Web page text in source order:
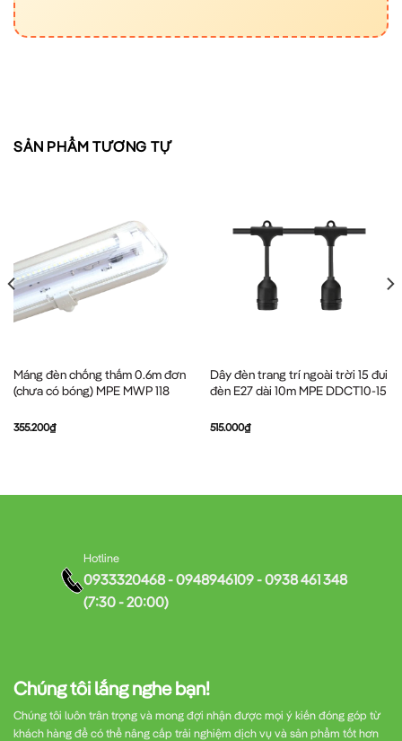
SẢN PHẨM TƯƠNG TỰ
Máng đèn chống thấm 0.6m đơn
(chưa có bóng) MPE MWP 118
355.200₫
Dây đèn trang trí ngoài trời 15 đui
đèn E27 dài 10m MPE DDCT10-15
515.000₫
Chúng tôi lắng nghe bạn!
Chúng tôi luôn trân trọng và mong đợi nhận được mọi ý kiến đóng góp từ
khách hàng để có thể nâng cấp trải nghiệm dịch vụ và sản phẩm tốt hơn
Hotline
0933320468 - 0948946109 - 0938 461 348
(7:30 - 20:00)